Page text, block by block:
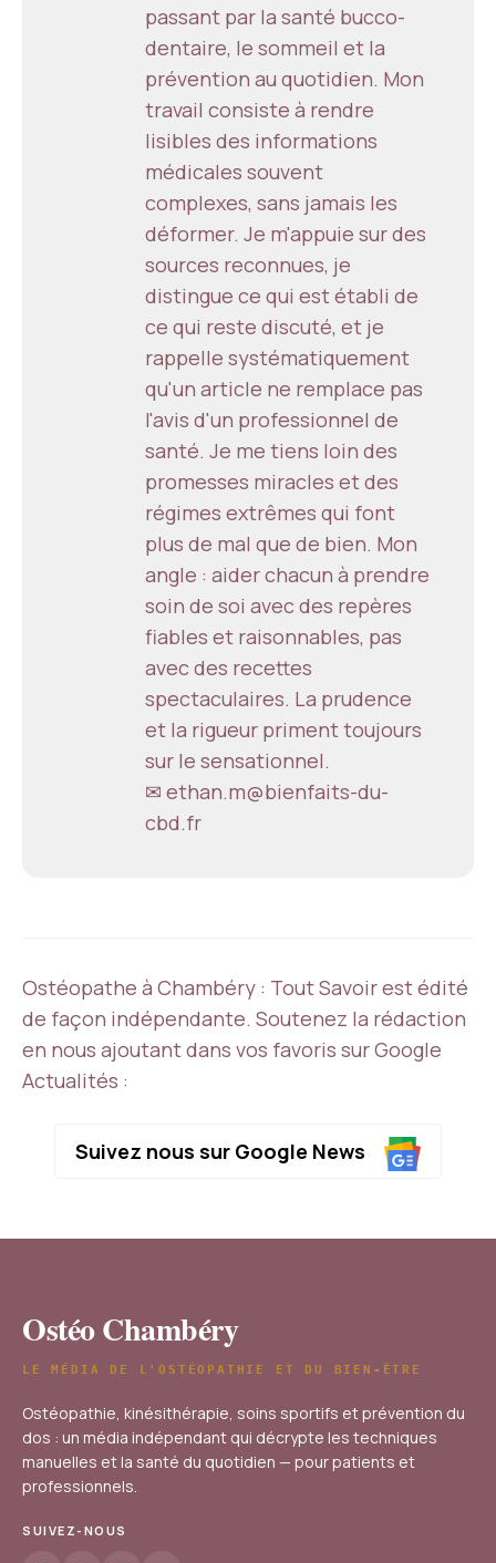
passant par la santé bucco-
dentaire, le sommeil et la
prévention au quotidien. Mon
travail consiste à rendre
lisibles des informations
médicales souvent
complexes, sans jamais les
déformer. Je m'appuie sur des
sources reconnues, je
distingue ce qui est établi de
ce qui reste discuté, et je
rappelle systématiquement
qu'un article ne remplace pas
l'avis d'un professionnel de
santé. Je me tiens loin des
promesses miracles et des
régimes extrêmes qui font
plus de mal que de bien. Mon
angle : aider chacun à prendre
soin de soi avec des repères
fiables et raisonnables, pas
avec des recettes
spectaculaires. La prudence
et la rigueur priment toujours
sur le sensationnel.
✉ ethan.m@bienfaits-du-
cbd.fr
Ostéopathe à Chambéry : Tout Savoir est édité
de façon indépendante. Soutenez la rédaction
en nous ajoutant dans vos favoris sur Google
Actualités :
Suivez nous sur Google News
Ostéo Chambéry
LE MÉDIA DE L'OSTÉOPATHIE ET DU BIEN-ÊTRE
Ostéopathie, kinésithérapie, soins sportifs et prévention du
dos : un média indépendant qui décrypte les techniques
manuelles et la santé du quotidien — pour patients et
professionnels.
SUIVEZ-NOUS